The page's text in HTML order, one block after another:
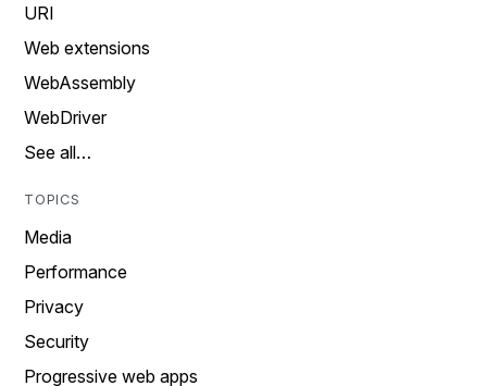
URI
Web extensions
WebAssembly
WebDriver
See all…
TOPICS
Media
Performance
Privacy
Security
Progressive web apps